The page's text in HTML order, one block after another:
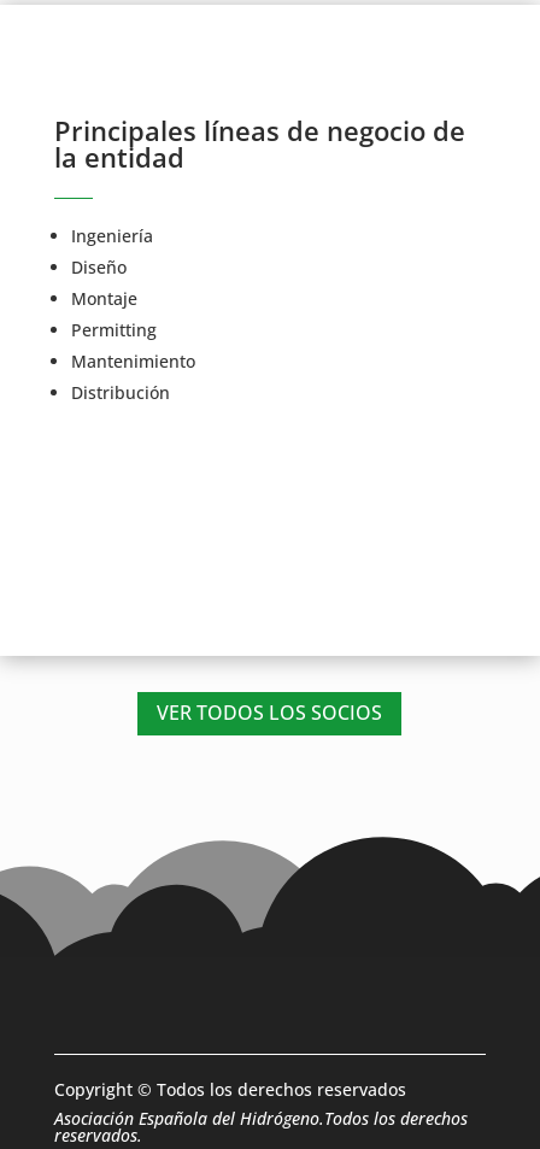
Principales líneas de negocio de
la entidad
Ingeniería
Diseño
Montaje
Permitting
Mantenimiento
Distribución
VER TODOS LOS SOCIOS
Copyright © Todos los derechos reservados
Asociación Española del Hidrógeno.Todos los derechos
reservados.